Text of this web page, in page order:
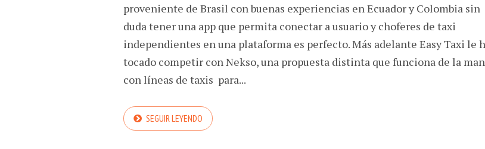
proveniente de Brasil con buenas experiencias en Ecuador y Colombia sin
duda tener una app que permita conectar a usuario y choferes de taxi
independientes en una plataforma es perfecto. Más adelante Easy Taxi le
tocado competir con Nekso, una propuesta distinta que funciona de la
con líneas de taxis para...
SEGUIR LEYENDO